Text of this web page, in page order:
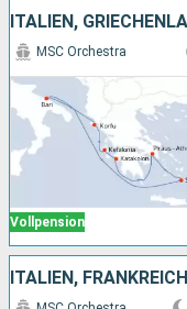
ITALIEN,
Vollpension
MSC Orchestra
ITALIEN,